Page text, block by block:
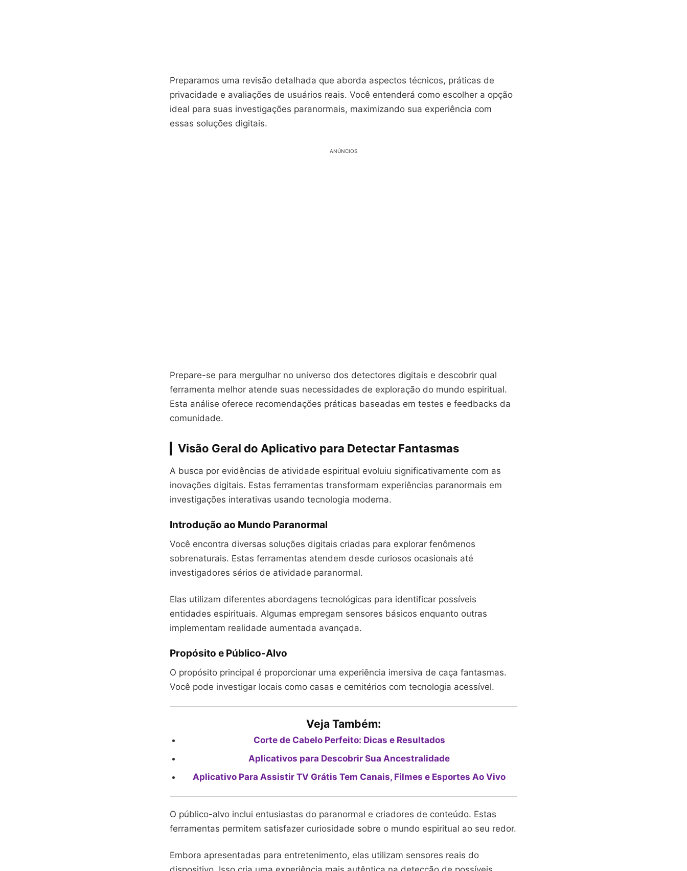
Preparamos uma revisão detalhada que aborda aspectos técnicos, práticas de
privacidade e avaliações de usuários reais. Você entenderá como escolher a opção
ideal para suas investigações paranormais, maximizando sua experiência com
essas soluções digitais.
ANÚNCIOS
Prepare-se para mergulhar no universo dos detectores digitais e descobrir qual
ferramenta melhor atende suas necessidades de exploração do mundo espiritual.
Esta análise oferece recomendações práticas baseadas em testes e feedbacks da
comunidade.
Visão Geral do Aplicativo para Detectar Fantasmas
A busca por evidências de atividade espiritual evoluiu significativamente com as
inovações digitais. Estas ferramentas transformam experiências paranormais em
investigações interativas usando tecnologia moderna.
Introdução ao Mundo Paranormal
Você encontra diversas soluções digitais criadas para explorar fenômenos
sobrenaturais. Estas ferramentas atendem desde curiosos ocasionais até
investigadores sérios de atividade paranormal.
Elas utilizam diferentes abordagens tecnológicas para identificar possíveis
entidades espirituais. Algumas empregam sensores básicos enquanto outras
implementam realidade aumentada avançada.
Propósito e Público-Alvo
O propósito principal é proporcionar uma experiência imersiva de caça fantasmas.
Você pode investigar locais como casas e cemitérios com tecnologia acessível.
Veja Também:
Corte de Cabelo Perfeito: Dicas e Resultados
Aplicativos para Descobrir Sua Ancestralidade
Aplicativo Para Assistir TV Grátis Tem Canais, Filmes e Esportes Ao Vivo
O público-alvo inclui entusiastas do paranormal e criadores de conteúdo. Estas
ferramentas permitem satisfazer curiosidade sobre o mundo espiritual ao seu redor.
Embora apresentadas para entretenimento, elas utilizam sensores reais do